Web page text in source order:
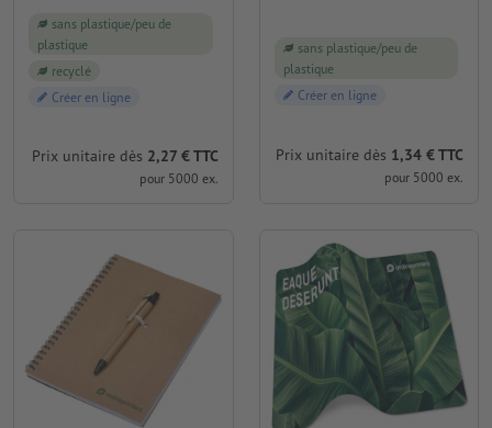
sans plastique/peu de
plastique
recyclé
Créer en ligne
Prix unitaire dès 2,27 € TTC
pour 5000 ex.
sans plastique/peu de
plastique
Créer en ligne
Prix unitaire dès 1,34 € TTC
pour 5000 ex.